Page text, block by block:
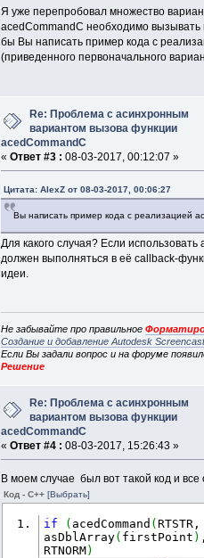
Я уже перепробовал множество
acedCommandС необходимо вызывать
бы Вы написать пример кода с
(приведенного первоначального
Re: Проблема с асинхронным
вариантом вызова функции
acedCommandC
« Ответ #3 : 08-03-2017, 00:12:07 »
Цитата: AlexZ от 08-03-2017, 00:06:27
Вы написать пример кода с реализацией
Для какого случая? Если
должен выполняться в её callback-
идеи.
Не забывайте про правильное
Создание и добавление Autodesk
Если Вы задали вопрос и на форуме
Решение
Re: Проблема с асинхронным
вариантом вызова функции
acedCommandC
« Ответ #4 : 08-03-2017, 15:26:43 »
В моем случае был вот такой код и все
Код - C++ [Выбрать]
if ( acedCommand (
asDblArray( firstPoint )
RTNORM)